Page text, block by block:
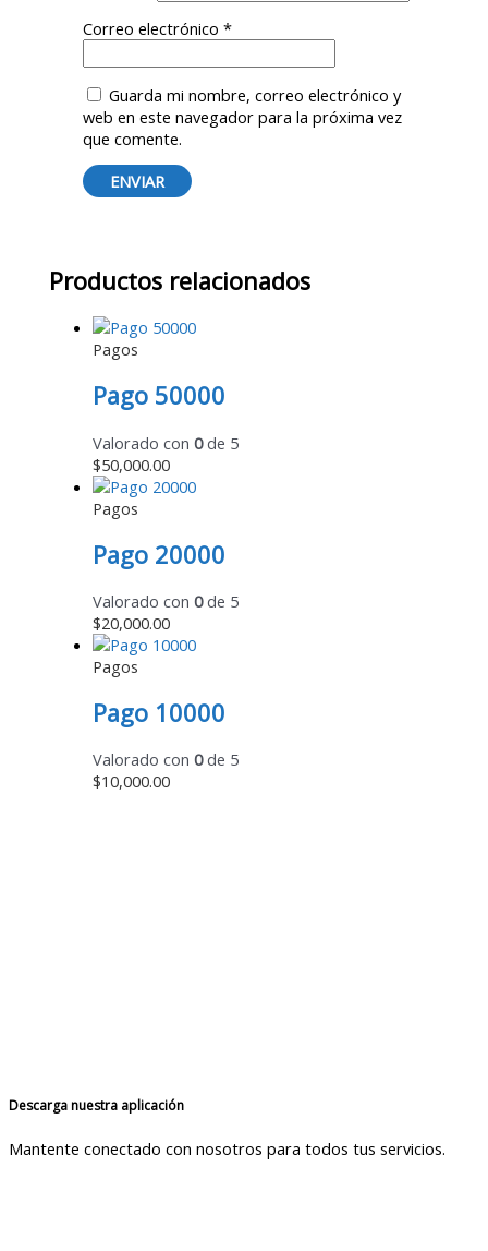
Correo electrónico*
Guarda mi nombre, correo electrónico y
web en este navegador para la próxima vez
que comente.
Productos relacionados
Pagos
Pago 50000
Valorado con0de 5
$50,000.00
Pagos
Pago 20000
Valorado con0de 5
$20,000.00
Pagos
Pago 10000
Valorado con0de 5
$10,000.00
Descarga nuestra aplicación
Mantente conectado con nosotros para todos tus servicios.